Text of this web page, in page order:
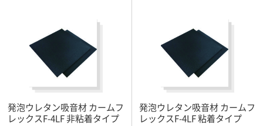
発泡ウレタン吸音材 カームフ
レックスF-4LF 非粘着タイプ
発泡ウレタン吸音材 カームフ
レックスF-4LF 粘着タイプ